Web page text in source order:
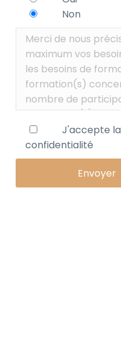
Non
J'accepte la
confidentialité